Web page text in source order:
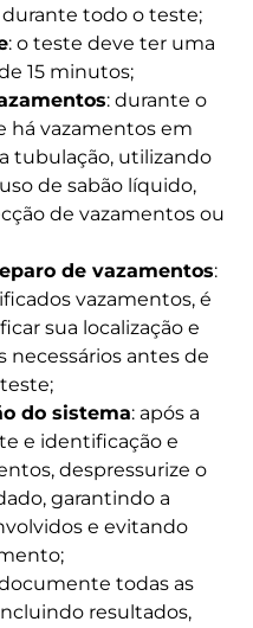
todo o teste;
: o teste deve ter uma
15 minutos;
: durante o
há vazamentos em
tubulação, utilizando
de sabão líquido,
de vazamentos ou
de vazamentos:
vazamentos, é
sua localização e
necessários antes de
do sistema: após a
e identificação e
despressurize o
garantindo a
e evitando
todas as
resultados,